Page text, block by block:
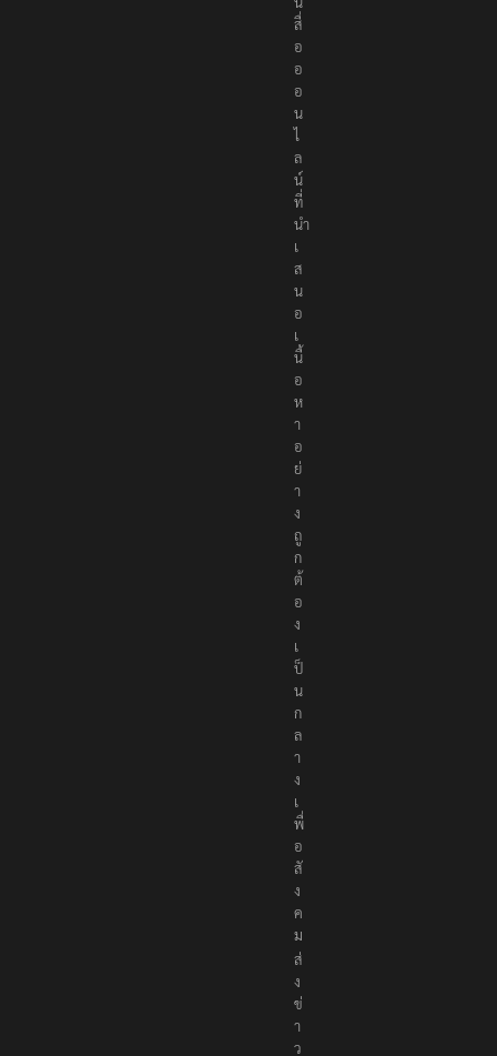
สื่
อ
อ
อ
น
ไ
ล
น์
ที่
นำ
เ
ส
น
อ
เ
นื้
อ
ห
า
อ
ย่
า
ง
ถู
ก
ต้
อ
ง
เ
ป็
น
ก
ล
า
ง
เ
พื่
อ
สั
ง
ค
ม
ส่
ง
ข่
า
ว